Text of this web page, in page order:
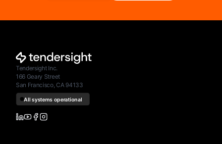
Tendersight Inc.
166 Geary Street
San Francisco, CA 94133